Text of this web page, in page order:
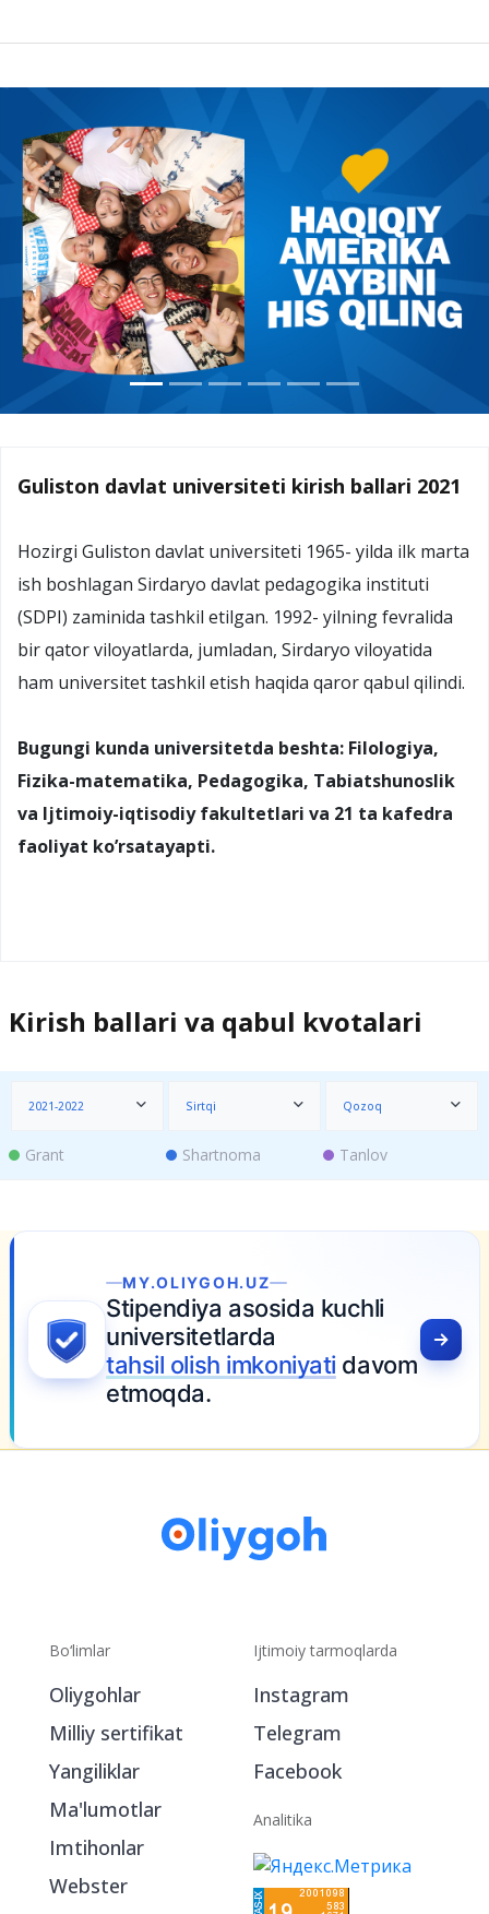
Guliston davlat universiteti kirish ballari 2021
Hozirgi Guliston davlat universiteti 1965- yilda ilk marta
ish boshlagan Sirdaryo davlat pedagogika instituti
(SDPI) zaminida tashkil etilgan. 1992- yilning fevralida
bir qator viloyatlarda, jumladan, Sirdaryo viloyatida
ham universitet tashkil etish haqida qaror qabul qilindi.
Bugungi kunda universitetda beshta: Filologiya,
Fizika-matematika, Pedagogika, Tabiatshunoslik
va Ijtimoiy-iqtisodiy fakultetlari va 21 ta kafedra
faoliyat ko’rsatayapti.
Kirish ballari va qabul kvotalari
2021-2022 Sirtqi Qozoq
Grant Shartnoma Tanlov
MY.OLIYGOH.UZ
Stipendiya asosida kuchli
universitetlarda
tahsil olish imkoniyati davom
etmoqda.
Bo‘limlar
Oliygohlar
Milliy sertifikat
Yangiliklar
Ma'lumotlar
Imtihonlar
Webster
Ijtimoiy tarmoqlarda
Instagram
Telegram
Facebook
Analitika